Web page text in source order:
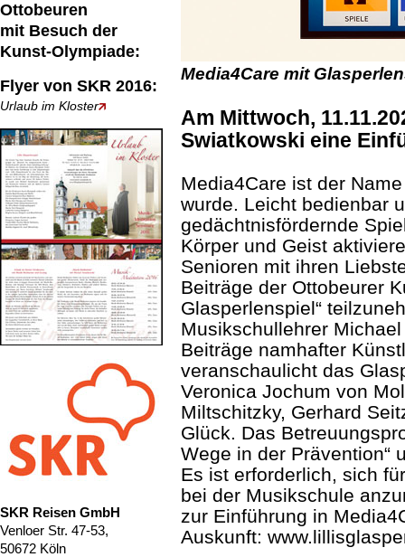
Ottobeuren
mit Besuch der
Kunst-Olympiade:
Flyer von SKR 2016:
Urlaub im Kloster
SKR Reisen GmbH
Venloer Str. 47-53,
50672 Köln
Media4Care mit
Am Mittwoch,
Swiatkowski eine
Media4Care ist der
wurde. Leicht bedienbar
gedächtnisfördernde
Körper und Geist
Senioren mit ihren
Beiträge der Ottobeurer
Glasperlenspiel“
Musikschullehrer
Beiträge namhafter
veranschaulicht das
Veronica Jochum von
Miltschitzky, Gerhard
Glück. Das
Wege in der Prävention“
Es ist erforderlich, sich
bei der Musikschule
zur Einführung in
Auskunft: